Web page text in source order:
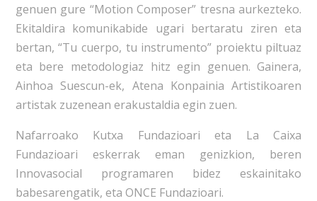
genuen gure “Motion Composer” tresna aurkezteko.
Ekitaldira komunikabide ugari bertaratu ziren eta
bertan, “Tu cuerpo, tu instrumento” proiektu piltuaz
eta bere metodologiaz hitz egin genuen. Gainera,
Ainhoa Suescun-ek, Atena Konpainia Artistikoaren
artistak zuzenean erakustaldia egin zuen.
Nafarroako Kutxa Fundazioari eta La Caixa
Fundazioari eskerrak eman genizkion, beren
Innovasocial programaren bidez eskainitako
babesarengatik, eta ONCE Fundazioari.